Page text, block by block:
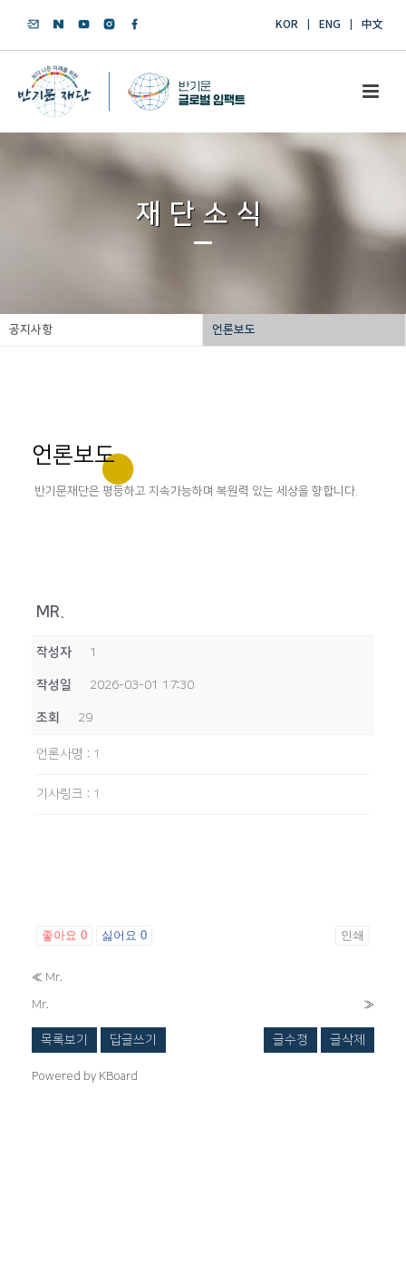
KOR ENG 中文
재단소식
공지사항 언론보도
언론보도
반기문재단은 평등하고 지속가능하며 복원력 있는 세상을 향합니다.
MR.
작성자 1
작성일 2026-03-01 17:30
조회 29
언론사명 : 1
기사링크 : 1
좋아요 0 싫어요 0 인쇄
« Mr.
Mr.
»
목록보기 답글쓰기 글수정 글삭제
Powered by KBoard